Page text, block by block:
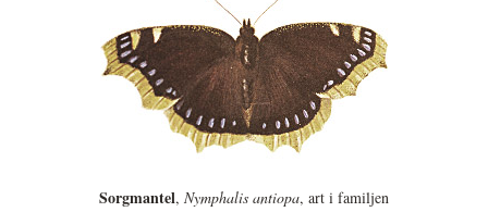
Sorgmantel, Nymphalis antiopa, art i familjen